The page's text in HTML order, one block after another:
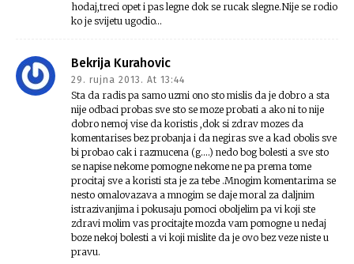
hodaj,treci opet i pas legne dok se rucak slegne.Nije se rodio
ko je svijetu ugodio…
Bekrija Kurahovic
29. rujna 2013. At 13:44
Sta da radis pa samo uzmi ono sto mislis da je dobro a sta
nije odbaci probas sve sto se moze probati a ako ni to nije
dobro nemoj vise da koristis ,dok si zdrav mozes da
komentarises bez probanja i da negiras sve a kad obolis sve
bi probao cak i razmucena (g….) nedo bog bolesti a sve sto
se napise nekome pomogne nekome ne pa prema tome
procitaj sve a koristi sta je za tebe .Mnogim komentarima se
nesto omalovazava a mnogim se daje moral za daljnim
istrazivanjima i pokusaju pomoci oboljelim pa vi koji ste
zdravi molim vas procitajte mozda vam pomogne u nedaj
boze nekoj bolesti a vi koji mislite da je ovo bez veze niste u
pravu.